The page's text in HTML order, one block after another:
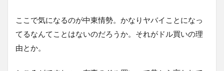
ここで気になるのが中東情勢。かなりヤバイことになっ
てるなんてことはないのだろうか。それがドル買いの理
由とか。